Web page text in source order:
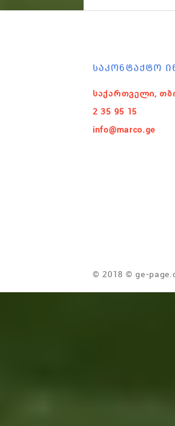
ᲡᲐᲙᲝᲜᲢᲐᲥᲢᲝ
საქართველი,
2 35 95 15
info@marco.ge
© 2018 © ge-